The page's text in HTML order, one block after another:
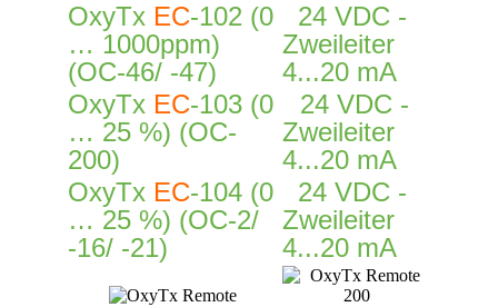
OxyTx EC-102 (0
… 1000ppm)
(OC-46/ -47)
24 VDC -
Zweileiter
4...20 mA
OxyTx EC-103 (0
… 25 %) (OC-
200)
24 VDC -
Zweileiter
4...20 mA
OxyTx EC-104 (0
… 25 %) (OC-2/
-16/ -21)
24 VDC -
Zweileiter
4...20 mA